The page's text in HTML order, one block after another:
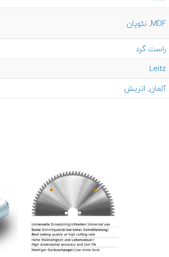
MDF
, نئوپان
راست گرد
Leitz
آلمان, اتریش